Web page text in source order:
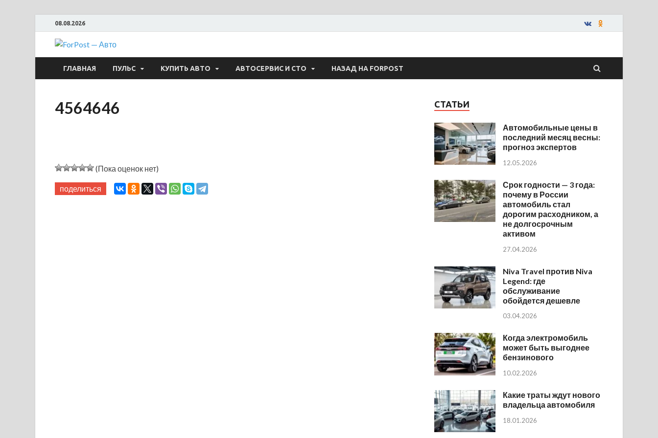
08.08.2026
ForPost — Авто
ГЛАВНАЯ ПУЛЬС КУПИТЬ АВТО АВТОСЕРВИС И СТО НАЗАД НА FORPOST
4564646
(Пока оценок нет)
поделиться
СТАТЬИ
Автомобильные цены в
последний месяц весны:
прогноз экспертов
12.05.2026
Срок годности — 3 года:
почему в России
автомобиль стал
дорогим расходником, а
не долгосрочным
активом
27.04.2026
Niva Travel против Niva
Legend: где
обслуживание
обойдется дешевле
03.04.2026
Когда электромобиль
может быть выгоднее
бензинового
10.02.2026
Какие траты ждут нового
владельца автомобиля
18.01.2026